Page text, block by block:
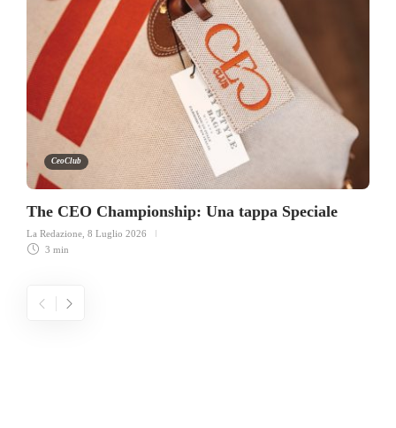
CeoClub
The CEO Championship: Una tappa Speciale
La Redazione 8 Luglio 2026
3 min